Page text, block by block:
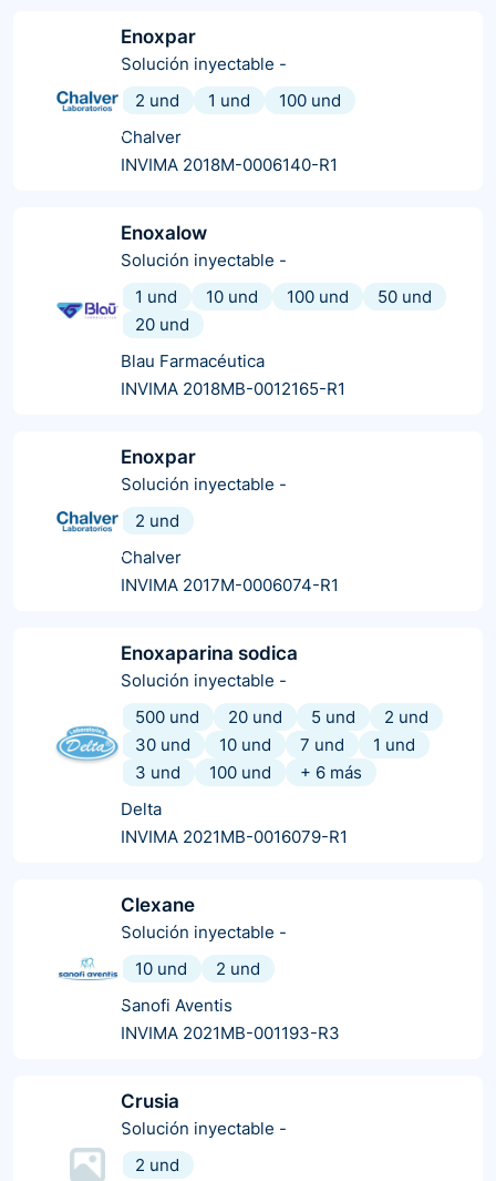
Enoxpar
Solución inyectable -
2 und
1 und
100 und
Chalver
INVIMA 2018M-0006140-R1
Enoxalow
Solución inyectable -
1 und
10 und 100 und
50 und
20 und
Blau Farmacéutica
INVIMA 2018MB-0012165-R1
Enoxpar
Solución inyectable -
2 und
Chalver
INVIMA 2017M-0006074-R1
Enoxaparina sodica
Solución inyectable -
500 und
20 und 5 und
2 und
30 und
10 und 7 und
1 und
3 und
100 und + 6 más
Delta
INVIMA 2021MB-0016079-R1
Clexane
Solución inyectable -
10 und
2 und
Sanofi Aventis
INVIMA 2021MB-001193-R3
Crusia
Solución inyectable -
2 und